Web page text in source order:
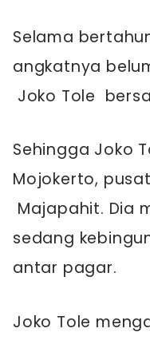
Selama
angkatnya
Joko Tole
Sehingga Joko
Mojokerto,
Majapahit. Dia
sedang
antar pagar.
Joko Tole